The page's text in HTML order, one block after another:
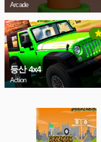
Arcade
등산 4x4
Action